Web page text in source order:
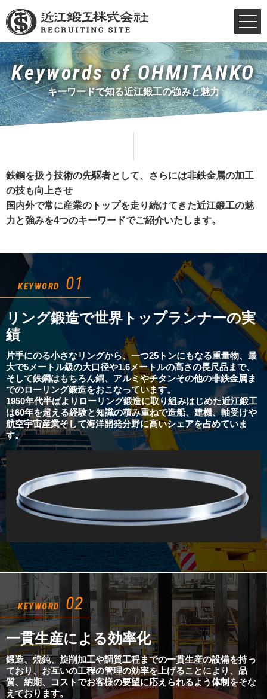
Keywords of OHMITANKO
キーワードで知る近江鍛工の強みと魅力
鉄鋼を扱う技術の先駆者として、さらには非鉄金属の加工
の技も向上させ
国内外で常に産業のトップを走り続けてきた近江鍛工の魅
力と強みを4つのキーワードでご紹介いたします。
KEYWORD 01
リング鍛造で世界トップランナーの実
績
片手にのる小さなリングから、一つ25トンにもなる重量物、最
大で5メートル級の大口径や1.6メートルの高さの長尺品まで、
そして鉄鋼はもちろん銅、アルミやチタンその他の非鉄金属ま
でのローリング鍛造をおこなっています。
1950年代半ばよりローリング鍛造に取り組みはじめた近江鍛工
は60年を超える経験と知識の積み重ねで造船、建機、軸受けや
航空宇宙産業そして海洋開発分野に高いシェアを占めていま
す。
KEYWORD 02
一貫生産による効率化
鍛造、焼鈍、旋削加工や調質工程までの一貫生産の設備を持っ
ており、お互いの工程の管理の効率を上げることにより、品
質、納期、コストでお客様の要望に応えられるよう体制をそな
えております。